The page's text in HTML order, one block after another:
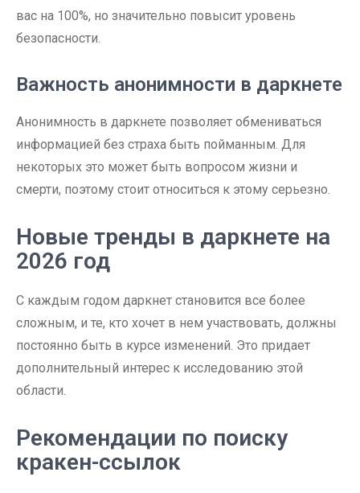
вас на 100%, но значительно повысит уровень
безопасности.
Важность анонимности в даркнете
Анонимность в даркнете позволяет обмениваться
информацией без страха быть пойманным. Для
некоторых это может быть вопросом жизни и
смерти, поэтому стоит относиться к этому серьезно.
Новые тренды в даркнете на
2026 год
С каждым годом даркнет становится все более
сложным, и те, кто хочет в нем участвовать, должны
постоянно быть в курсе изменений. Это придает
дополнительный интерес к исследованию этой
области.
Рекомендации по поиску
кракен-ссылок